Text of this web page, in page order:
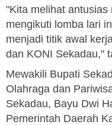
"Kita melihat
mengikuti lomba lari
menjadi titik awal
dan KONI Sekadau,"
Mewakili Bupati
Olahraga dan
Sekadau, Bayu Dwi
Pemerintah Daerah